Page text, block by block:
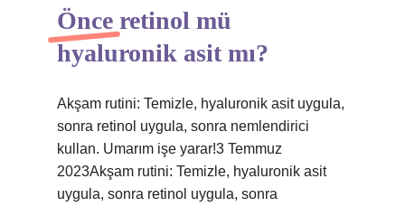
Önce retinol mü
hyaluronik asit mı?
Akşam rutini: Temizle, hyaluronik asit uygula,
sonra retinol uygula, sonra nemlendirici
kullan. Umarım işe yarar!3 Temmuz
2023Akşam rutini: Temizle, hyaluronik asit
uygula, sonra retinol uygula, sonra